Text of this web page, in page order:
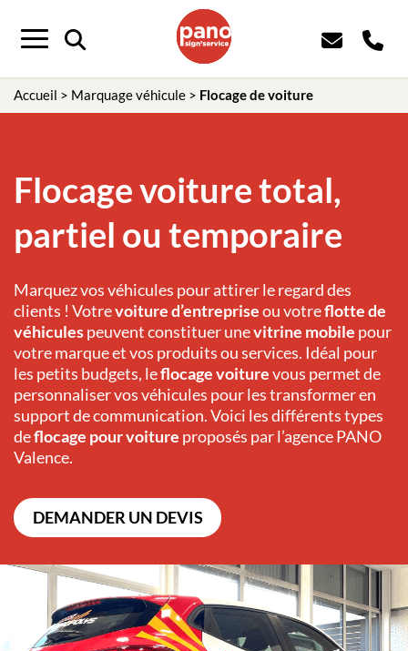
Menu
Accueil > Marquage véhicule > Flocage de voiture
Flocage voiture total,
partiel ou temporaire
Marquez vos véhicules pour attirer le regard des
clients ! Votrevoiture d’entrepriseou votreflotte de
véhiculespeuvent constituer unevitrine mobile pour
votre marque et vos produits ou services. Idéal pour
les petits budgets, leflocage voiturevous permet de
personnaliser vos véhicules pour les transformer en
support de communication. Voici les différents types
deflocage pour voiture proposés par l’agence PANO
Valence.
DEMANDER UN DEVIS